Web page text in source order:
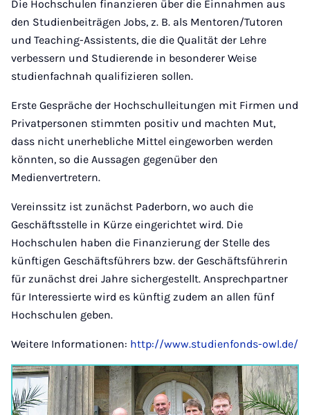
Die Hochschulen finanzieren über die Einnahmen aus
den Studienbeiträgen Jobs, z. B. als Mentoren/Tutoren
und Teaching-Assistents, die die Qualität der Lehre
verbessern und Studierende in besonderer Weise
studienfachnah qualifizieren sollen.
Erste Gespräche der Hochschulleitungen mit Firmen und
Privatpersonen stimmten positiv und machten Mut,
dass nicht unerhebliche Mittel eingeworben werden
könnten, so die Aussagen gegenüber den
Medienvertretern.
Vereinssitz ist zunächst Paderborn, wo auch die
Geschäftsstelle in Kürze eingerichtet wird. Die
Hochschulen haben die Finanzierung der Stelle des
künftigen Geschäftsführers bzw. der Geschäftsführerin
für zunächst drei Jahre sichergestellt. Ansprechpartner
für Interessierte wird es künftig zudem an allen fünf
Hochschulen geben.
Weitere Informationen: http://www.studienfonds-owl.de/